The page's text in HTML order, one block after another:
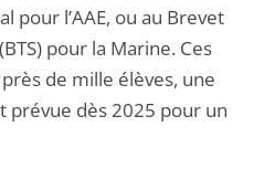
pour l’AAE, ou au Brevet
pour la Marine. Ces
de mille élèves, une
prévue dès 2025 pour un